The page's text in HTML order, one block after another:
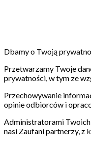
Dbamy o Twoją
Przetwarzamy Twoje
prywatności, w tym ze
Przechowywanie
opinie odbiorców i
Administratorami Twoich
nasi Zaufani partnerzy, z